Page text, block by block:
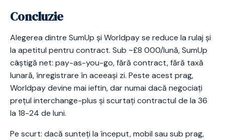
Concluzie
Alegerea dintre SumUp și Worldpay se reduce la rulaj și
la apetitul pentru contract. Sub ~£8 000/lună, SumUp
câștigă net: pay-as-you-go, fără contract, fără taxă
lunară, înregistrare în aceeași zi. Peste acest prag,
Worldpay devine mai ieftin, dar numai dacă negociați
prețul interchange-plus și scurtați contractul de la 36
la 18-24 de luni.
Pe scurt: dacă sunteți la început, mobil sau sub prag,